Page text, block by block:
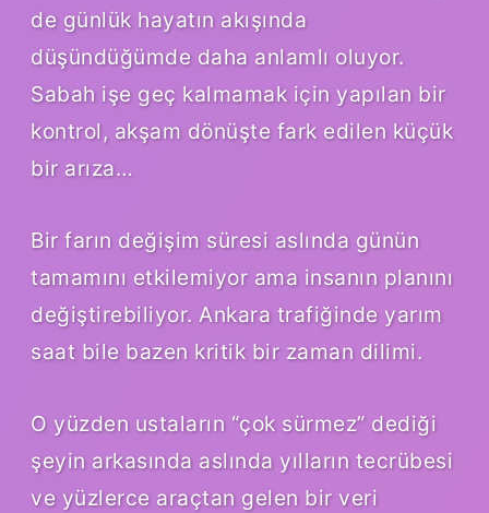
de günlük hayatın akışında
düşündüğümde daha anlamlı oluyor.
Sabah işe geç kalmamak için yapılan bir
kontrol, akşam dönüşte fark edilen küçük
bir arıza…
Bir farın değişim süresi aslında günün
tamamını etkilemiyor ama insanın planını
değiştirebiliyor. Ankara trafiğinde yarım
saat bile bazen kritik bir zaman dilimi.
O yüzden ustaların “çok sürmez” dediği
şeyin arkasında aslında yılların tecrübesi
ve yüzlerce araçtan gelen bir veri